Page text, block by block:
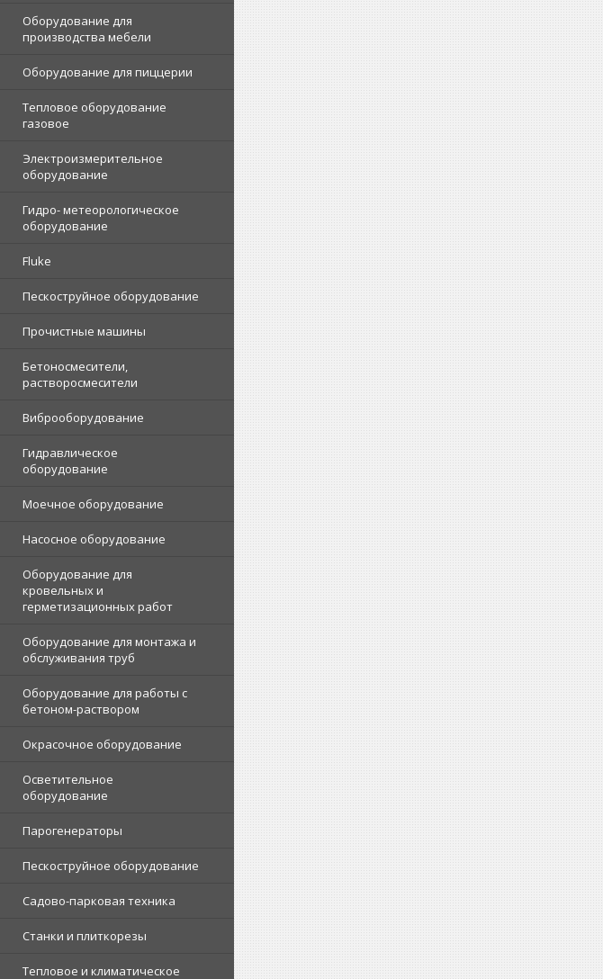
Оборудование для
производства мебели
Оборудование для пиццерии
Тепловое оборудование
газовое
Электроизмерительное
оборудование
Гидро- метеорологическое
оборудование
Fluke
Пескоструйное оборудование
Прочистные машины
Бетоносмесители,
растворосмесители
Виброоборудование
Гидравлическое
оборудование
Моечное оборудование
Насосное оборудование
Оборудование для
кровельных и
герметизационных работ
Оборудование для монтажа и
обслуживания труб
Оборудование для работы с
бетоном-раствором
Окрасочное оборудование
Осветительное
оборудование
Парогенераторы
Пескоструйное оборудование
Садово-парковая техника
Станки и плиткорезы
Тепловое и климатическое